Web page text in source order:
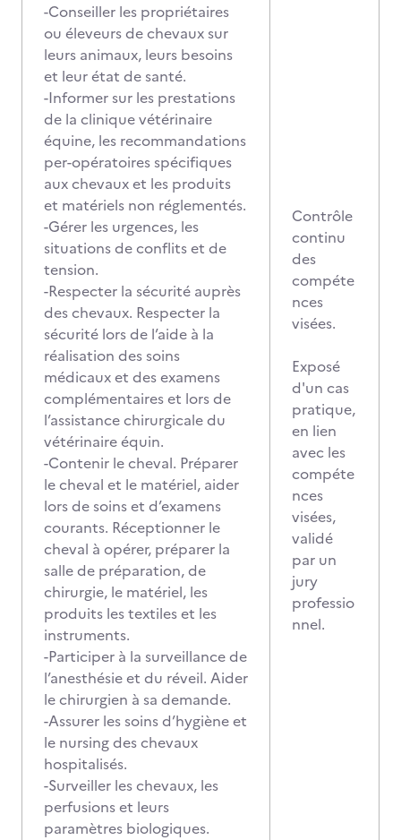
-Conseiller les propriétaires
ou éleveurs de chevaux sur
leurs animaux, leurs besoins
et leur état de santé.
-Informer sur les prestations
de la clinique vétérinaire
équine, les recommandations
per-opératoires spécifiques
aux chevaux et les produits
et matériels non réglementés.
-Gérer les urgences, les
situations de conflits et de
tension.
-Respecter la sécurité auprès
des chevaux. Respecter la
sécurité lors de l’aide à la
réalisation des soins
médicaux et des examens
complémentaires et lors de
l’assistance chirurgicale du
vétérinaire équin.
-Contenir le cheval. Préparer
le cheval et le matériel, aider
lors de soins et d’examens
courants. Réceptionner le
cheval à opérer, préparer la
salle de préparation, de
chirurgie, le matériel, les
produits les textiles et les
instruments.
-Participer à la surveillance de
l’anesthésie et du réveil. Aider
le chirurgien à sa demande.
-Assurer les soins d’hygiène et
le nursing des chevaux
hospitalisés.
-Surveiller les chevaux, les
perfusions et leurs
paramètres biologiques.
Contrôle
continu
des
compéte
nces
visées.
Exposé
d'un cas
pratique,
en lien
avec les
compéte
nces
visées,
validé
par un
jury
professio
nnel.